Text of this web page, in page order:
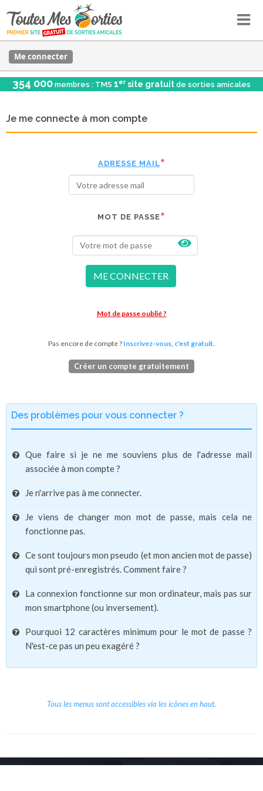
Me connecter
354 000 membres : TMS 1er site gratuit de sorties amicales
Je me connecte à mon compte
ADRESSE MAIL
MOT DE PASSE
ME CONNECTER
Mot de passe oublié ?
Pas encore de compte ? Inscrivez-vous, c'est gratuit.
Créer un compte gratuitement
Des problèmes pour vous connecter ?
Que faire si je ne me souviens plus de l'adresse mail
associée à mon compte ?
Je n'arrive pas à me connecter.
Je viens de changer mon mot de passe, mais cela ne
fonctionne pas.
Ce sont toujours mon pseudo (et mon ancien mot de passe)
qui sont pré-enregistrés. Comment faire ?
La connexion fonctionne sur mon ordinateur, mais pas sur
mon smartphone (ou inversement).
Pourquoi 12 caractères minimum pour le mot de passe ?
N'est-ce pas un peu exagéré ?
Tous les menus sont accessibles via les icônes en haut.